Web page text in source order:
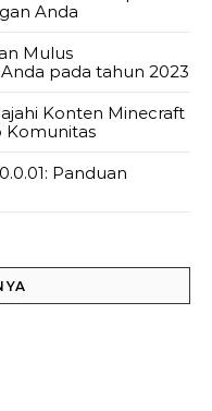
Anda
Mulus
pada tahun 2023
Konten Minecraft
Komunitas
Panduan